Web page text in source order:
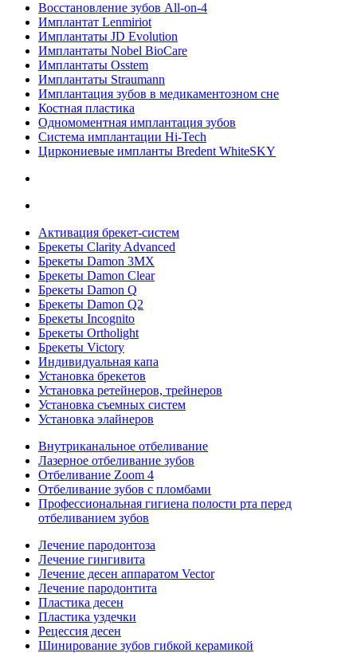
Восстановление зубов All‑on‑4
Имплантат Lenmiriot
Имплантаты JD Evolution
Имплантаты Nobel BioСare
Имплантаты Osstem
Имплантаты Straumann
Имплантация зубов в медикаментозном сне
Костная пластика
Одномоментная имплантация зубов
Система имплантации Hi-Tech
Циркониевые импланты Bredent WhiteSKY
Активация брекет-систем
Брекеты Clarity Advanced
Брекеты Damon 3MX
Брекеты Damon Clear
Брекеты Damon Q
Брекеты Damon Q2
Брекеты Incognito
Брекеты Ortholight
Брекеты Victory
Индивидуальная капа
Установка брекетов
Установка ретейнеров, трейнеров
Установка съемных систем
Установка элайнеров
Внутриканальное отбеливание
Лазерное отбеливание зубов
Отбеливание Zoom 4
Отбеливание зубов с пломбами
Профессиональная гигиена полости рта перед
отбеливанием зубов
Лечение пародонтоза
Лечение гингивита
Лечение десен аппаратом Vector
Лечение пародонтита
Пластика десен
Пластика уздечки
Рецессия десен
Шинирование зубов гибкой керамикой